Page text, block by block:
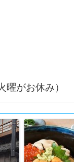
曜がお休み）